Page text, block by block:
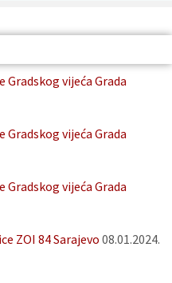
Gradskog vijeća Grada
Gradskog vijeća Grada
Gradskog vijeća Grada
ZOI 84 Sarajevo 08.01.2024.